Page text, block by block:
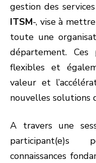
gestion des
ITSM-, vise à
toute une
département.
flexibles et
valeur et
nouvelles solutions
A travers une
connaissances